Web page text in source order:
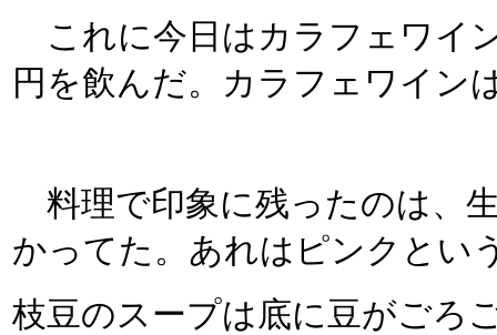
これに今日はカラフェワイ
円を飲んだ。カラフェワイン
料理で印象に残ったのは、
かってた。あれはピンクとい
枝豆のスープは底に豆がごろ